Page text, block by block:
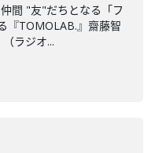
間 "友"だちとなる「フ
『TOMOLAB.』齋藤智
ラジオ...